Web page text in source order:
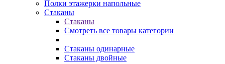
Полки этажерки напольные
Стаканы
Стаканы
Смотреть все товары категории
Стаканы одинарные
Стаканы двойные